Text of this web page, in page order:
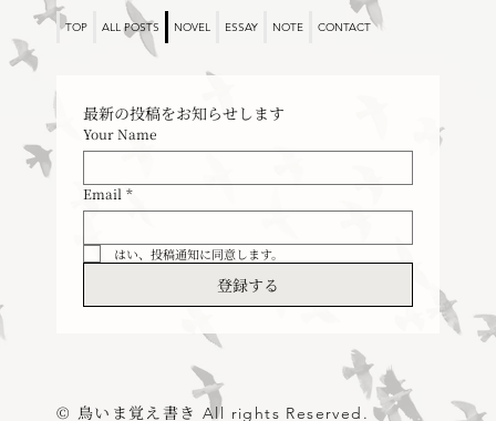
TOP ALL POSTS NOVEL ESSAY NOTE CONTACT
最新の投稿をお知らせします
Your Name
Email *
はい、投稿通知に同意します。
登録する
© 鳥いま覚え書き All rights Reserved.